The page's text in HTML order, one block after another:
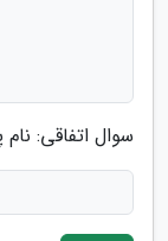
سوال اتفاقی: